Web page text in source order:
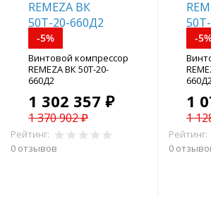
-5%
Винтовой компрессор
REMEZA ВК 50Т-20-
660Д2
1 302 357 ₽
1 370 902 ₽
Рейтинг:
0 отзывов
-
1
1
Рейтинг:
0